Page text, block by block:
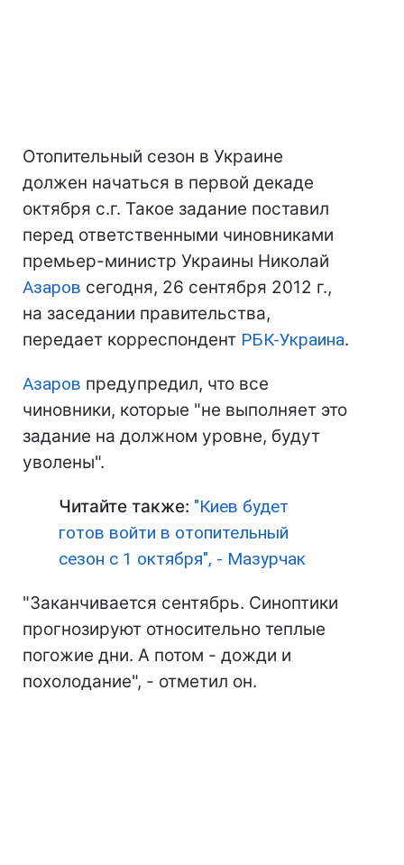
Отопительный сезон в Украине
должен начаться в первой декаде
октября с.г. Такое задание поставил
перед ответственными чиновниками
премьер-министр Украины Николай
Азаров сегодня, 26 сентября 2012 г.,
на заседании правительства,
передает корреспондент РБК-Украина.
Азаров предупредил, что все
чиновники, которые "не выполняет это
задание на должном уровне, будут
уволены".
Читайте также: "Киев будет
готов войти в отопительный
сезон с 1 октября", - Мазурчак
"Заканчивается сентябрь. Синоптики
прогнозируют относительно теплые
погожие дни. А потом - дожди и
похолодание", - отметил он.